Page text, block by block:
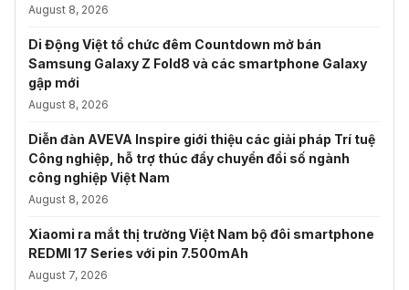
August 8, 2026
Di Động Việt tổ chức đêm Countdown mở bán
Samsung Galaxy Z Fold8 và các smartphone Galaxy
gập mới
August 8, 2026
Diễn đàn AVEVA Inspire giới thiệu các giải pháp Trí tuệ
Công nghiệp, hỗ trợ thúc đẩy chuyển đổi số ngành
công nghiệp Việt Nam
August 8, 2026
Xiaomi ra mắt thị trường Việt Nam bộ đôi smartphone
REDMI 17 Series với pin 7.500mAh
August 7, 2026